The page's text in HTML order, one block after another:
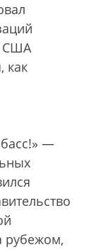
США
как
—
рубежом,